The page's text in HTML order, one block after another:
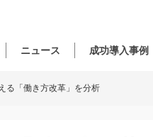
ニュース 成功導入事例
る「働き方改革」を分析